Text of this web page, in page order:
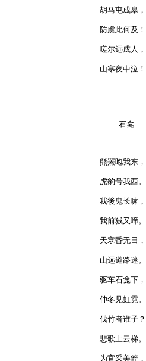
胡马屯成皋，
防虞此何及！
嗟尔远戍人，
山寒夜中泣！
    石龛
熊罴咆我东，
虎豹号我西。
我後鬼长啸，
我前狨又啼。
天寒昏无日，
山远道路迷。
驱车石龛下，
仲冬见虹霓。
伐竹者谁子？
悲歌上云梯。
为官采美箭，